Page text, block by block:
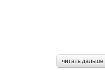
читать